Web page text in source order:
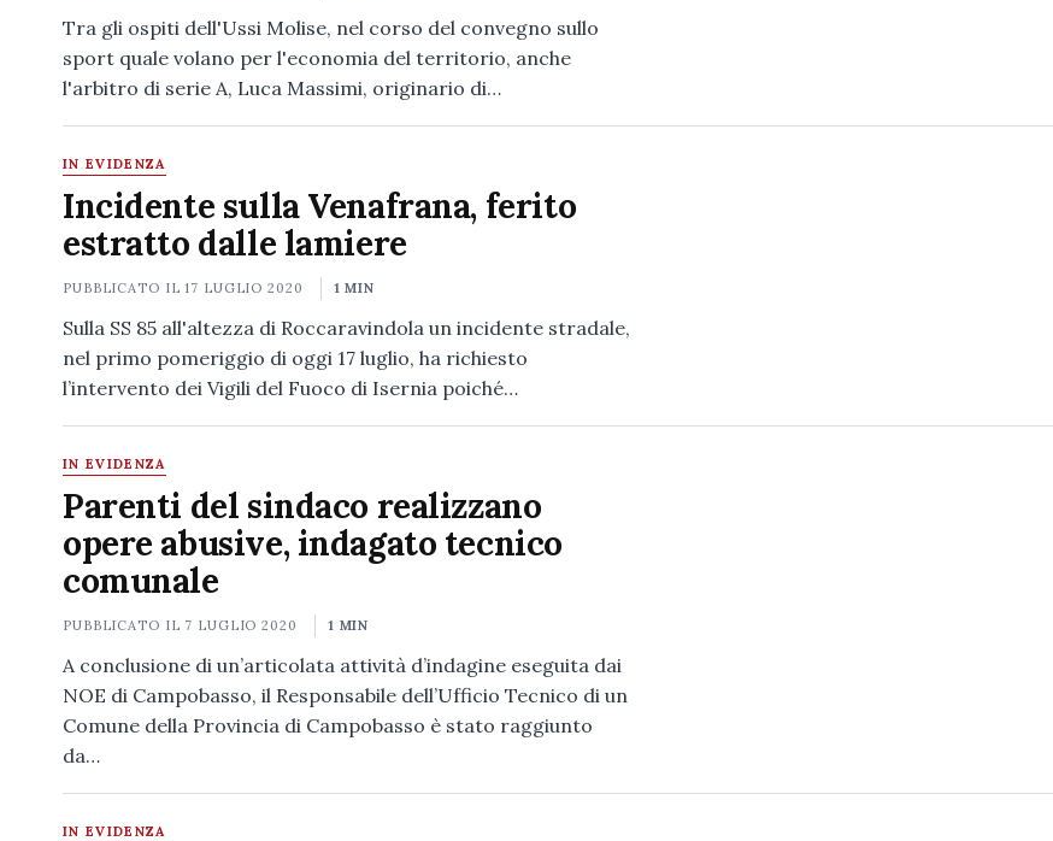
Tra gli ospiti dell'Ussi Molise, nel corso del convegno sullo
sport quale volano per l'economia del territorio, anche
l'arbitro di serie A, Luca Massimi, originario di…
IN EVIDENZA
Incidente sulla Venafrana, ferito
estratto dalle lamiere
PUBBLICATO IL17 LUGLIO 2020 1 MIN
Sulla SS 85 all'altezza di Roccaravindola un incidente stradale,
nel primo pomeriggio di oggi 17 luglio, ha richiesto
l’intervento dei Vigili del Fuoco di Isernia poiché…
IN EVIDENZA
Parenti del sindaco realizzano
opere abusive, indagato tecnico
comunale
PUBBLICATO IL 7 LUGLIO 2020 1 MIN
A conclusione di un’articolata attività d’indagine eseguita dai
NOE di Campobasso, il Responsabile dell’Ufficio Tecnico di un
Comune della Provincia di Campobasso è stato raggiunto
da…
IN EVIDENZA